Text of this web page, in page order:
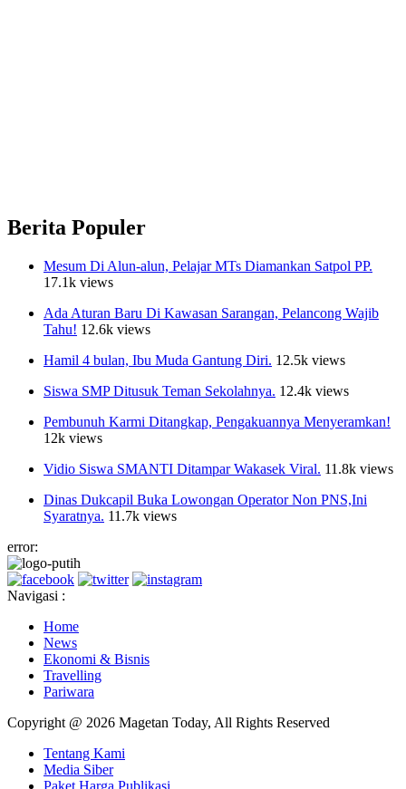
Berita Populer
Mesum Di Alun-alun, Pelajar MTs Diamankan Satpol PP.
17.1k views
Ada Aturan Baru Di Kawasan Sarangan, Pelancong Wajib
Tahu! 12.6k views
Hamil 4 bulan, Ibu Muda Gantung Diri. 12.5k views
Siswa SMP Ditusuk Teman Sekolahnya. 12.4k views
Pembunuh Karmi Ditangkap, Pengakuannya Menyeramkan!
12k views
Vidio Siswa SMANTI Ditampar Wakasek Viral. 11.8k views
Dinas Dukcapil Buka Lowongan Operator Non PNS,Ini
Syaratnya. 11.7k views
error:
Navigasi :
Home
News
Ekonomi & Bisnis
Travelling
Pariwara
Copyright @ 2026 Magetan Today, All Rights Reserved
Tentang Kami
Media Siber
Paket Harga Publikasi